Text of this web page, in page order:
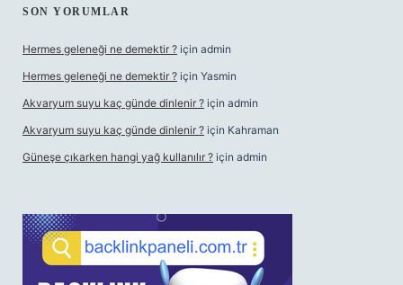
SON YORUMLAR
Hermes geleneği ne demektir ? için admin
Hermes geleneği ne demektir ? için Yasmin
Akvaryum suyu kaç günde dinlenir ? için admin
Akvaryum suyu kaç günde dinlenir ? için Kahraman
Güneşe çıkarken hangi yağ kullanılır ? için admin